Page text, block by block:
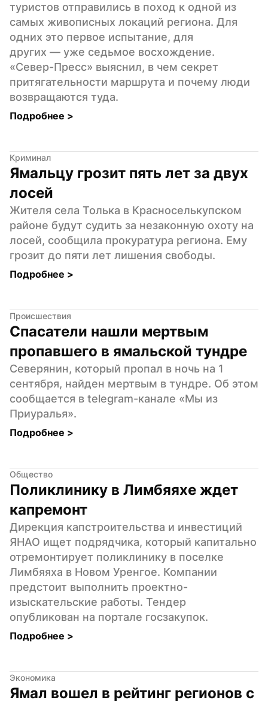
туристов отправились в поход к одной из
самых живописных локаций региона. Для
одних это первое испытание, для
других — уже седьмое восхождение.
«Север-Пресс» выяснил, в чем секрет
притягательности маршрута и почему люди
возвращаются туда.
Подробнее >
Криминал
Ямальцу грозит пять лет за двух
лосей
Жителя села Толька в Красноселькупском
районе будут судить за незаконную охоту на
лосей, сообщила прокуратура региона. Ему
грозит до пяти лет лишения свободы.
Подробнее >
Происшествия
Спасатели нашли мертвым
пропавшего в ямальской тундре
Северянин, который пропал в ночь на 1
сентября, найден мертвым в тундре. Об этом
сообщается в telegram-канале «Мы из
Приуралья».
Подробнее >
Общество
Поликлинику в Лимбяяхе ждет
капремонт
Дирекция капстроительства и инвестиций
ЯНАО ищет подрядчика, который капитально
отремонтирует поликлинику в поселке
Лимбяяха в Новом Уренгое. Компании
предстоит выполнить проектно-
изыскательские работы. Тендер
опубликован на портале госзакупок.
Подробнее >
Экономика
Ямал вошел в рейтинг регионов с